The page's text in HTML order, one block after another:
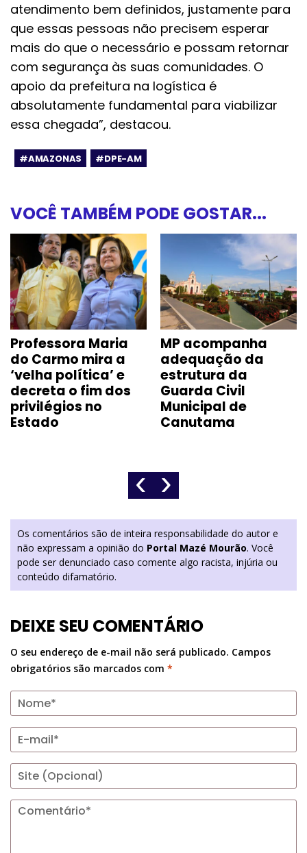
atendimento bem definidos, justamente para
que essas pessoas não precisem esperar
mais do que o necessário e possam retornar
com segurança às suas comunidades. O
apoio da prefeitura na logística é
absolutamente fundamental para viabilizar
essa chegada”, destacou.
#AMAZONAS #DPE-AM
VOCÊ TAMBÉM PODE GOSTAR...
Professora Maria
do Carmo mira a
‘velha política’ e
decreta o fim dos
privilégios no
Estado
MP acompanha
adequação da
estrutura da
Guarda Civil
Municipal de
Canutama
‹ ›
Os comentários são de inteira responsabilidade do autor e
não expressam a opinião do Portal Mazé Mourão. Você
pode ser denunciado caso comente algo racista, injúria ou
conteúdo difamatório.
DEIXE SEU COMENTÁRIO
O seu endereço de e-mail não será publicado. Campos
obrigatórios são marcados com *